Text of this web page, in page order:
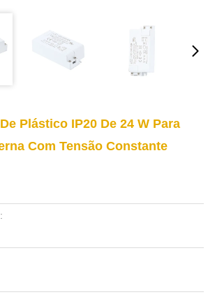
Plástico IP20 De 24 W Para
Com Tensão Constante